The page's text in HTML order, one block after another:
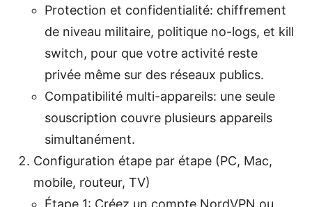
Protection et confidentialité: chiffrement
de niveau militaire, politique no-logs, et kill
switch, pour que votre activité reste
privée même sur des réseaux publics.
Compatibilité multi-appareils: une seule
souscription couvre plusieurs appareils
simultanément.
Configuration étape par étape (PC, Mac,
mobile, routeur, TV)
Étape 1: Créez un compte NordVPN ou